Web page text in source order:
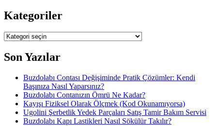
Kategoriler
Kategoriler
Son Yazılar
Buzdolabı Contası Değişiminde Pratik Çözümler: Kendi
Başınıza Nasıl Yaparsınız?
Buzdolabı Contanızın Ömrü Ne Kadar?
Kayışı Fiziksel Olarak Ölçmek (Kod Okunamıyorsa)
Ugolini Şerbetlik Yedek Parçaları Satış Tamir Bakım Servisi
Buzdolabı Kapı Lastikleri Nasıl Sökülür Takılır?